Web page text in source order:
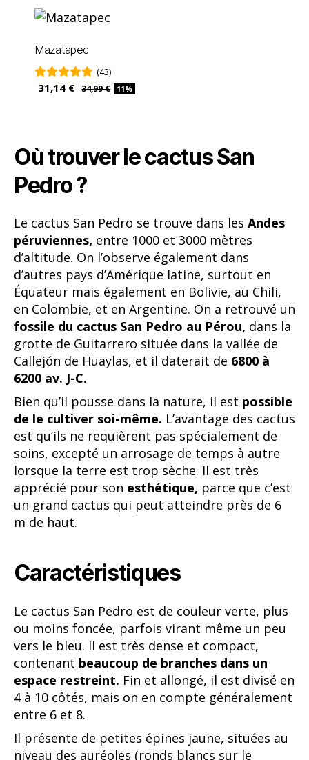
Mazatapec
(43)
31,14 € 34,99 € 11%
Où trouver le cactus San
Pedro ?
Le cactus San Pedro se trouve dans les Andes
péruviennes, entre 1000 et 3000 mètres
d’altitude. On l’observe également dans
d’autres pays d’Amérique latine, surtout en
Équateur mais également en Bolivie, au Chili,
en Colombie, et en Argentine. On a retrouvé un
fossile du cactus San Pedro au Pérou, dans la
grotte de Guitarrero située dans la vallée de
Callejón de Huaylas, et il daterait de 6800 à
6200 av. J-C.
Bien qu’il pousse dans la nature, il est possible
de le cultiver soi-même. L’avantage des cactus
est qu’ils ne requièrent pas spécialement de
soins, excepté un arrosage de temps à autre
lorsque la terre est trop sèche. Il est très
apprécié pour son esthétique, parce que c’est
un grand cactus qui peut atteindre près de 6
m de haut.
Caractéristiques
Le cactus San Pedro est de couleur verte, plus
ou moins foncée, parfois virant même un peu
vers le bleu. Il est très dense et compact,
contenant beaucoup de branches dans un
espace restreint. Fin et allongé, il est divisé en
4 à 10 côtés, mais on en compte généralement
entre 6 et 8.
Il présente de petites épines jaune, situées au
niveau des auréoles (ronds blancs sur le